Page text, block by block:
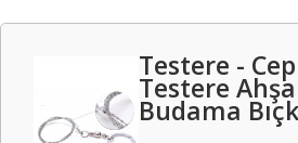
Testere -
Testere
Budama